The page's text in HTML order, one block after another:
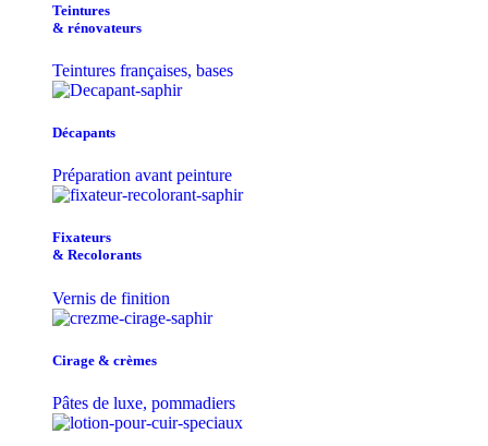
Teintu​res
& r​é​novateurs
Teintures françaises, bases
Décapants
Préparation avant peinture
Fixateurs
& Recolorants
Vernis de finition
Cirage & crèmes
Pâtes de luxe, pommadiers